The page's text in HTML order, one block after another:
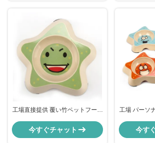
工場直接提供 覆い竹ペットフード
今すぐチャット
工場 パーソ
今す